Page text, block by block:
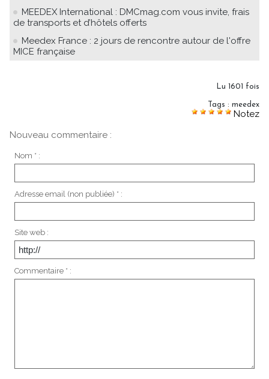
MEEDEX International : DMCmag.com vous invite, frais
de transports et d’hôtels offerts
Meedex France : 2 jours de rencontre autour de l'offre
MICE française
Lu 1601 fois
Tags : meedex
Notez
Nouveau commentaire :
Nom * :
Adresse email (non publiée) * :
Site web :
Commentaire * :